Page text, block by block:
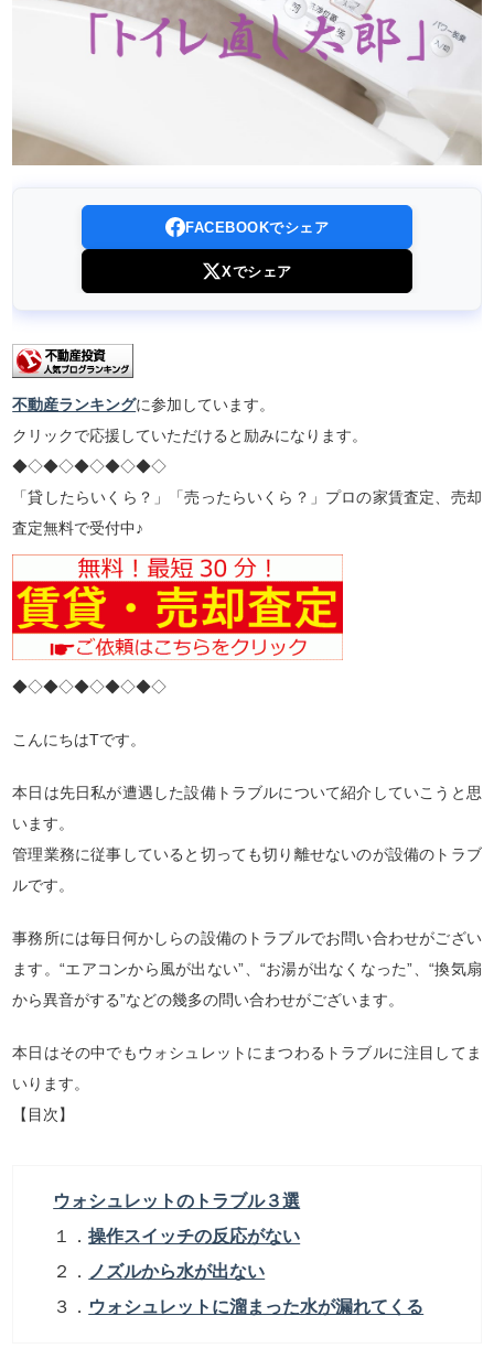
FACEBOOKでシェア
Xでシェア
不動産ランキングに参加しています。
クリックで応援していただけると励みになります。
◆◇◆◇◆◇◆◇◆◇
「貸したらいくら？」「売ったらいくら？」プロの家賃査定、売却
査定無料で受付中♪
◆◇◆◇◆◇◆◇◆◇
こんにちはTです。
本日は先日私が遭遇した設備トラブルについて紹介していこうと思
います。
管理業務に従事していると切っても切り離せないのが設備のトラブ
ルです。
事務所には毎日何かしらの設備のトラブルでお問い合わせがござい
ます。“エアコンから風が出ない”、“お湯が出なくなった”、“換気扇
から異音がする”などの幾多の問い合わせがございます。
本日はその中でもウォシュレットにまつわるトラブルに注目してま
いります。
【目次】
ウォシュレットのトラブル３選
１．操作スイッチの反応がない
２．
ノズルから水が出ない
３． ウォシュレットに溜まった水が漏れてくる